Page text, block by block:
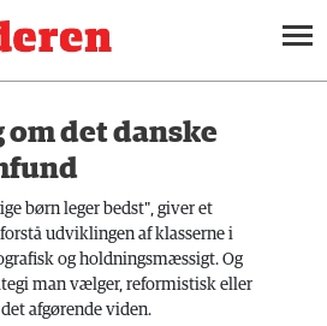
om det danske
børn leger bedst", giver et
udviklingen af klasserne i
og holdningsmæssigt. Og
man vælger, reformistisk eller
afgørende viden.